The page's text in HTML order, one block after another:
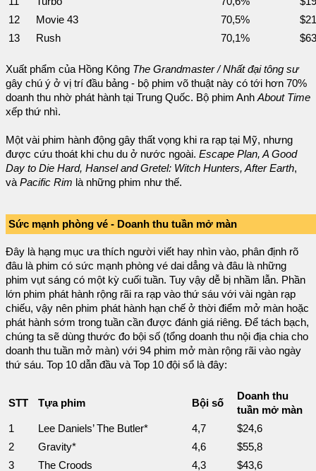
12
Movie 43 70,5%
13
Rush 70,1%
Xuất phẩm của Hồng Kông The Grandmaster / Nhất đại tông sư
gây chú ý ở vị trí đầu bảng - bộ phim võ thuật này có tới hơn 70%
doanh thu nhờ phát hành tại Trung Quốc. Bộ phim AnhAbout Time
xếp thứ nhì.
Một vài phim hành động gây thất vọng khi ra rạp tại Mỹ, nhưng
được cứu thoát khi chu du ở nước ngoài. Escape Plan, A Good
Day to Die Hard, Hansel and Gretel: Witch Hunters, After Earth,
vàPacific Rim là những phim như thế.
Sức mạnh phòng vé - Doanh thu tuần mở màn
Đây là hạng mục ưa thích người viết hay nhìn vào, phân định rõ
đâu là phim có sức mạnh phòng vé dai dẳng và đâu là những
phim vụt sáng có một kỳ cuối tuần. Tuy vậy dễ bị nhầm lẫn. Phần
lớn phim phát hành rộng rãi ra rạp vào thứ sáu với vài ngàn rạp
chiếu, vậy nên phim phát hành hạn chế ở thời điểm mở màn hoặc
phát hành sớm trong tuần cần được đánh giá riêng. Để tách bạch,
chúng ta sẽ dùng thước đo bội số (tổng doanh thu nội địa chia cho
doanh thu tuần mở màn) với 94 phim mở màn rộng rãi vào ngày
thứ sáu. Top 10 dẫn đầu và Top 10 đội sổ là đây:
STT Tựa phim Bội số
Doanh thu
tuần mở màn
1
Lee Daniels’ The Butler* 4,7
$24,6
2
Gravity* 4,6
$55,8
3
The Croods 4,3 $43,6